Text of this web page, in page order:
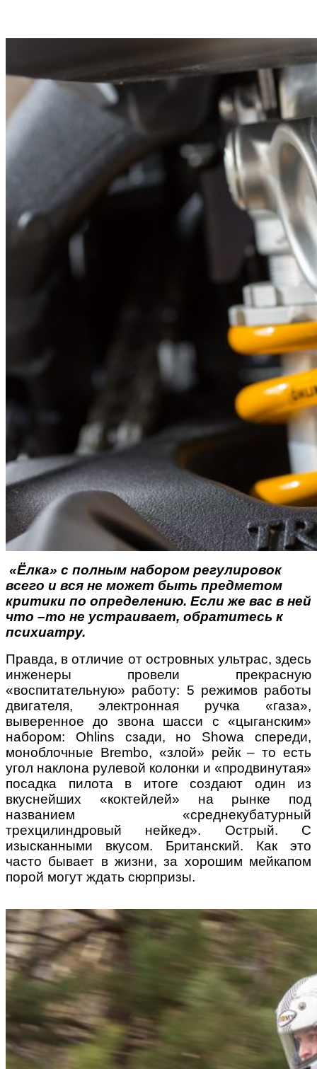
«Ёлка» с полным набором регулировок
всего и вся не может быть предметом
критики по определению. Если же вас в ней
что –то не устраивает, обратитесь к
психиатру.
Правда, в отличие от островных ультрас, здесь
инженеры провели прекрасную
«воспитательную» работу: 5 режимов работы
двигателя, электронная ручка «газа»,
выверенное до звона шасси с «цыганским»
набором: Ohlins сзади, но Showa спереди,
моноблочные Brembo, «злой» рейк – то есть
угол наклона рулевой колонки и «продвинутая»
посадка пилота в итоге создают один из
вкуснейших «коктейлей» на рынке под
названием «среднекубатурный
трехцилиндровый нейкед». Острый. С
изысканными вкусом. Британский. Как это
часто бывает в жизни, за хорошим мейкапом
порой могут ждать сюрпризы.